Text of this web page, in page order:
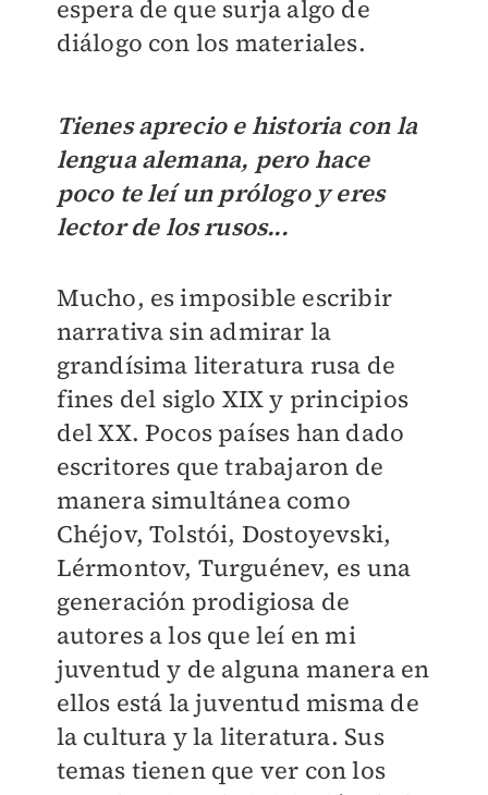
espera de que surja algo de
diálogo con los materiales.
Tienes aprecio e historia con la
lengua alemana, pero hace
poco te leí un prólogo y eres
lector de los rusos...
Mucho, es imposible escribir
narrativa sin admirar la
grandísima literatura rusa de
fines del siglo XIX y principios
del XX. Pocos países han dado
escritores que trabajaron de
manera simultánea como
Chéjov, Tolstói, Dostoyevski,
Lérmontov, Turguénev, es una
generación prodigiosa de
autores a los que leí en mi
juventud y de alguna manera en
ellos está la juventud misma de
la cultura y la literatura. Sus
temas tienen que ver con los